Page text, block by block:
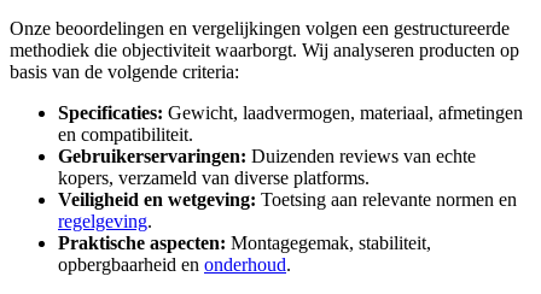
Onze beoordelingen en vergelijkingen volgen een gestructureerde
methodiek die objectiviteit waarborgt. Wij analyseren producten op
basis van de volgende criteria:
Specificaties: Gewicht, laadvermogen, materiaal, afmetingen
en compatibiliteit.
Gebruikerservaringen: Duizenden reviews van echte
kopers, verzameld van diverse platforms.
Veiligheid en wetgeving: Toetsing aan relevante normen en
regelgeving.
Praktische aspecten: Montagegemak, stabiliteit,
opbergbaarheid en onderhoud.